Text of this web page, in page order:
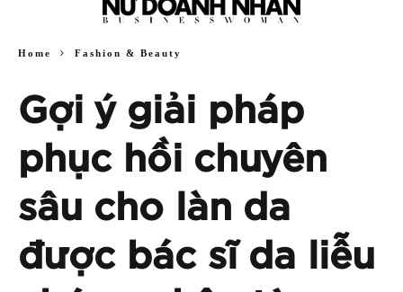
Home Fashion & Beauty
Gợi ý giải pháp
phục hồi chuyên
sâu cho làn da
được bác sĩ da liễu